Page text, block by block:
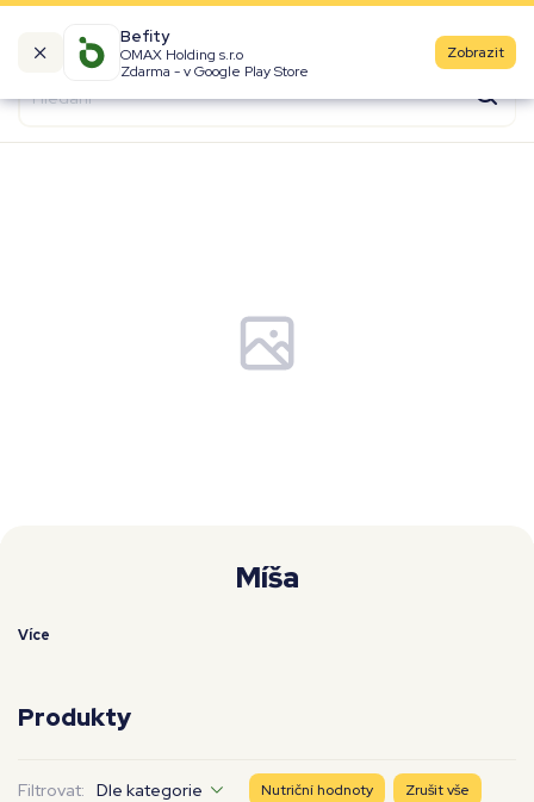
Befity
OMAX Holding s.r.o
Zdarma - v Google Play Store
Zobrazit
Kalorické tabulky
Míša
Více
Produkty
Filtrovat: Dle kategorie Nutriční hodnoty Zrušit vše